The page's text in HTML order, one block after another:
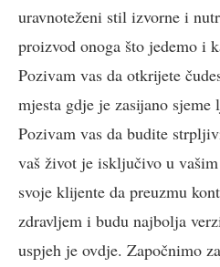
uravnoteženi stil izvorne i
proizvod onoga što jedemo i
Pozivam vas da otkrijete
mjesta gdje je zasijano sjeme
Pozivam vas da budite
vaš život je isključivo u
svoje klijente da preuzmu
zdravljem i budu najbolja
uspjeh je ovdje. Započnimo